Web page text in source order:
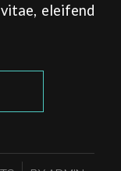
eleifend